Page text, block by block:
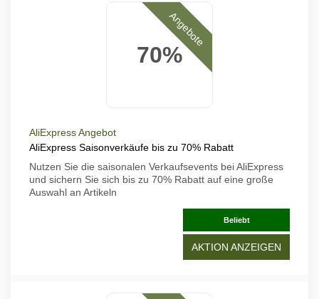
70%
Angebote
AliExpress Angebot
AliExpress Saisonverkäufe bis zu 70% Rabatt
Nutzen Sie die saisonalen Verkaufsevents bei AliExpress
und sichern Sie sich bis zu 70% Rabatt auf eine große
Auswahl an Artikeln
Beliebt
AKTION ANZEIGEN